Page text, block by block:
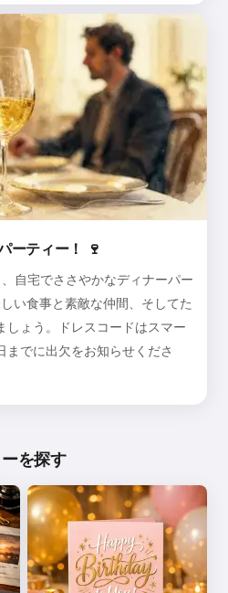
ーティー！ 🍷
自宅でささやかなディナーパー
い食事と素敵な仲間、そしてた
しょう。ドレスコードはスマー
までに出欠をお知らせくださ
を探す